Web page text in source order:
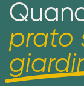
prato